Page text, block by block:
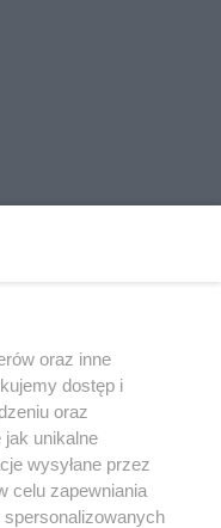
być powielany i
w jakikolwiek sposób (w
jakimkolwiek polu
z umieszczaniem w
Jakiekolwiek użycie lub
z naruszeniem prawa,
groźbą kary i może być
oraz inne
dostęp i
oraz
jak unikalne
wysyłane przez
celu zapewniania